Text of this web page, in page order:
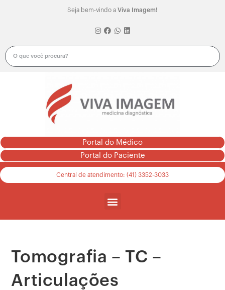
Seja bem-vindo a Viva Imagem!
Portal do Médico
Portal do Paciente
Central de atendimento: (41) 3352-3033
Tomografia – TC –
Articulações